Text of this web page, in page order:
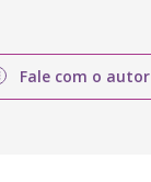
Fale com o autor